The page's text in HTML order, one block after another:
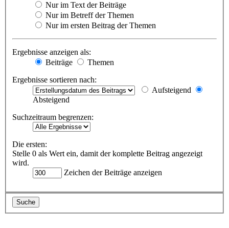
Nur im Text der Beiträge
Nur im Betreff der Themen
Nur im ersten Beitrag der Themen
Ergebnisse anzeigen als:
Beiträge
Themen
Ergebnisse sortieren nach:
Aufsteigend
Absteigend
Suchzeitraum begrenzen:
Die ersten:
Stelle 0 als Wert ein, damit der komplette Beitrag angezeigt
wird.
Zeichen der Beiträge anzeigen